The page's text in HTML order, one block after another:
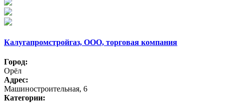
Калугапромстройгаз, ООО, торговая компания
Город:
Орёл
Адрес:
Машиностроительная, 6
Категории: